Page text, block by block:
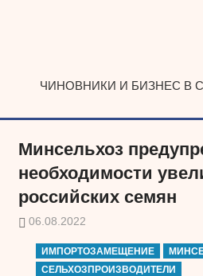
ЧИНОВНИКИ И БИЗНЕС В
Минсельхоз
необходимости
российских семян
06.08.2022
ИМПОРТОЗАМЕЩЕНИЕ
СЕЛЬХОЗПРОИЗВОДИТЕЛИ